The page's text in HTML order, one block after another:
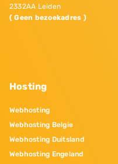
2332AA Leiden
( Geen bezoekadres )
Hosting
Webhosting
Webhosting Belgie
Webhosting Duitsland
Webhosting Engeland